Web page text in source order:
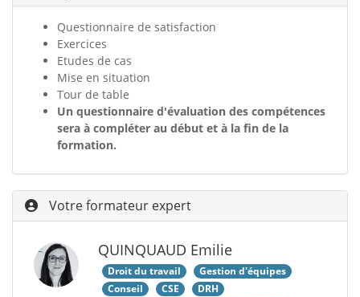
Questionnaire de satisfaction
Exercices
Etudes de cas
Mise en situation
Tour de table
Un questionnaire d'évaluation des compétences
sera à compléter au début et à la fin de la
formation.
Votre formateur expert
QUINQUAUD Emilie
Droit du travail
Gestion d'équipes
Conseil
CSE
DRH